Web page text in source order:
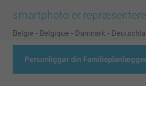
Personliggør din Familieplanlægger
smartphoto er
België - Belgique - Danmark -
- Nederland - Norge - Österreich -
Switzerland - Suomi Sverige United